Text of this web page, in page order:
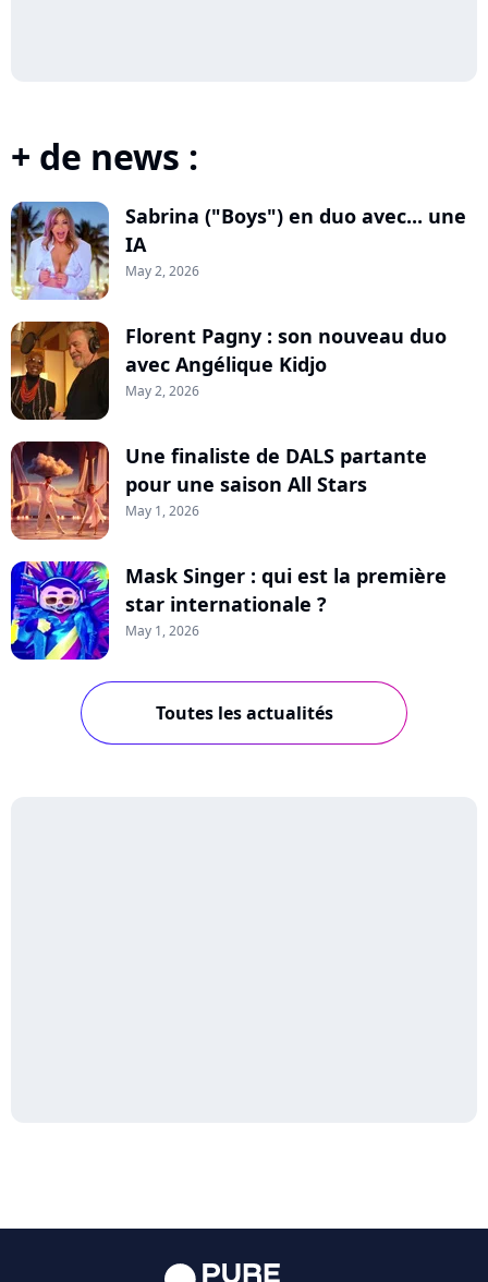
+ de news :
Sabrina ("Boys") en duo avec... une
IA
May 2, 2026
Florent Pagny : son nouveau duo
avec Angélique Kidjo
May 2, 2026
Une finaliste de DALS partante
pour une saison All Stars
May 1, 2026
Mask Singer : qui est la première
star internationale ?
May 1, 2026
Toutes les actualités